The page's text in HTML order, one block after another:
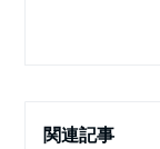
関連記事